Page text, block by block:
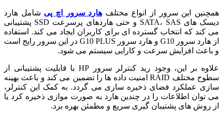
همچنین این سرور از انواع مختلف هارد سرور اچ پی شامل هارد
دیسک های SATA، SAS و حتی هاردهای پرسرعت SSD پشتیبانی
می کند که انتخاب گسترده ای برای کاربران ایجاد می کند. استفاده
از هارد سرور G10 و هارد سرور G10 PLUS در این سرور رایج است
و باعث افزایش سرعت و کارایی سیستم می شود.
علاوه بر این، وجود رید کنترلر سرور HP با قابلیت پشتیبانی از
سطوح مختلف RAID امنیت داده ها را تضمین می کند و باعث بهینه
سازی عملکرد فضای ذخیره سازی می گردد. به کمک این کنترلر،
می توان اطلاعات را در چندین هارد به صورت موازی ذخیره کرد یا
از روش های پشتیبان گیری سریع و مطمئن بهره برد.